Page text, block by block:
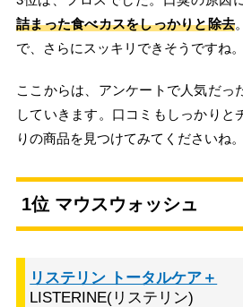
詰まった食べカスをしっかりと除去
で、さらにスッキリできそうですね。
ここからは、アンケートで人気だっ
していきます。口コミもしっかりと
りの商品を見つけてみてくださいね。
1位 マウスウォッシュ
リステリン トータルケア＋
LISTERINE(リステリン)